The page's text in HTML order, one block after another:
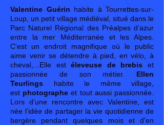
Valentine Guérin habite à Tourrettes-sur-
Loup, un petit village médiéval, situé dans le
Parc Naturel Régional des Préalpes d’azur
entre la mer Méditerranée et les Alpes.
C'est un endroit magnifique où le public
aime venir se détendre à pied, en vélo, à
cheval,...Elle estéleveuse de brebis et
passionnée de son métier. Ellen
Teurlings habite le même village,
est photographeet tout aussi passionnée.
Lors d'une rencontre avec Valentine, est
née l’idée de partager la vie quotidienne de
bergère pendant quelques mois et d'en